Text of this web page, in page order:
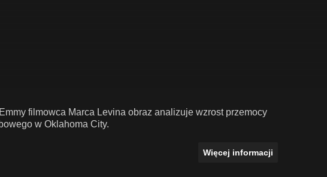
filmowca Marca Levina obraz analizuje wzrost przemocy
w Oklahoma City.
Więcej informacji